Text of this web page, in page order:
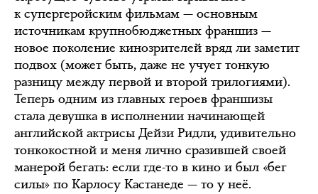
к супергеройским фильмам — основным
источникам крупнобюджетных франшиз —
новое поколение кинозрителей вряд ли заметит
подвох (может быть, даже не учует тонкую
разницу между первой и второй трилогиями).
Теперь одним из главных героев франшизы
стала девушка в исполнении начинающей
английской актрисы Дейзи Ридли, удивительно
тонкокостной и меня лично сразившей своей
манерой бегать: если где-то в кино и был «бег
силы» по Карлосу Кастанеде — то у неё.